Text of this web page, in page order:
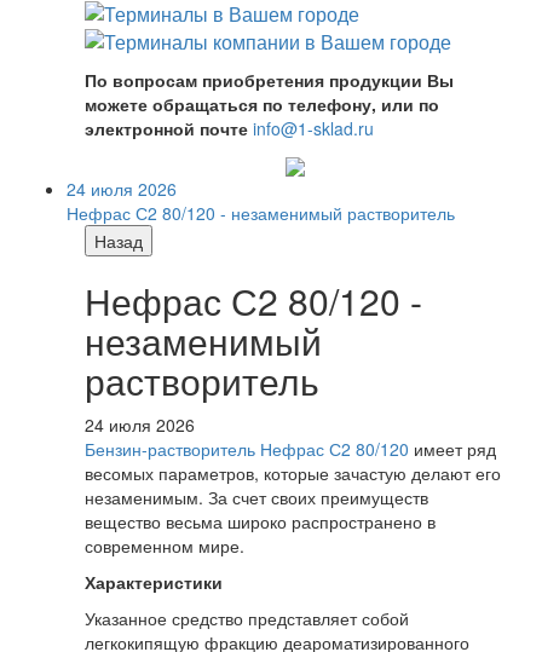
По вопросам приобретения продукции Вы
можете обращаться по телефону, или по
электронной почте info@1-sklad.ru
24 июля 2026
Нефрас С2 80/120 - незаменимый растворитель
Назад
Нефрас С2 80/120 -
незаменимый
растворитель
24 июля 2026
Бензин-растворитель Нефрас С2 80/120 имеет ряд
весомых параметров, которые зачастую делают его
незаменимым. За счет своих преимуществ
вещество весьма широко распространено в
современном мире.
Характеристики
Указанное средство представляет собой
легкокипящую фракцию деароматизированного